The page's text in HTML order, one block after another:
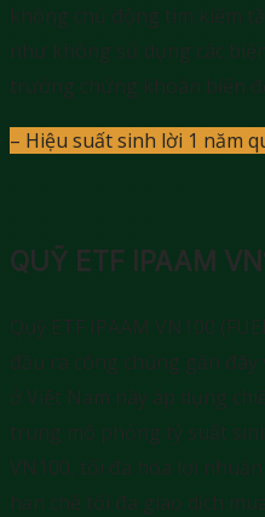
không chủ động tìm kiếm
như không sử dụng các
trường chứng khoán biến
– Hiệu suất sinh lời 1 năm
QUỸ ETF IPAAM
Quỹ ETF IPAAM VN100
đầu ra công chúng gần đây
ở Việt Nam này áp dụng
trung mô phỏng tỷ suất
VN100, tối đa hóa lợi
hạn chế tối đa giao dịch